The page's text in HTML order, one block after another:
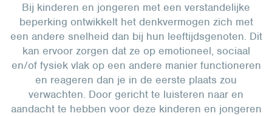
Bij kinderen en jongeren met een verstandelijke
beperking ontwikkelt het denkvermogen zich met
een andere snelheid dan bij hun leeftijdsgenoten. Dit
kan ervoor zorgen dat ze op emotioneel, sociaal
en/of fysiek vlak op een andere manier functioneren
en reageren dan je in de eerste plaats zou
verwachten. Door gericht te luisteren naar en
aandacht te hebben voor deze kinderen en jongeren